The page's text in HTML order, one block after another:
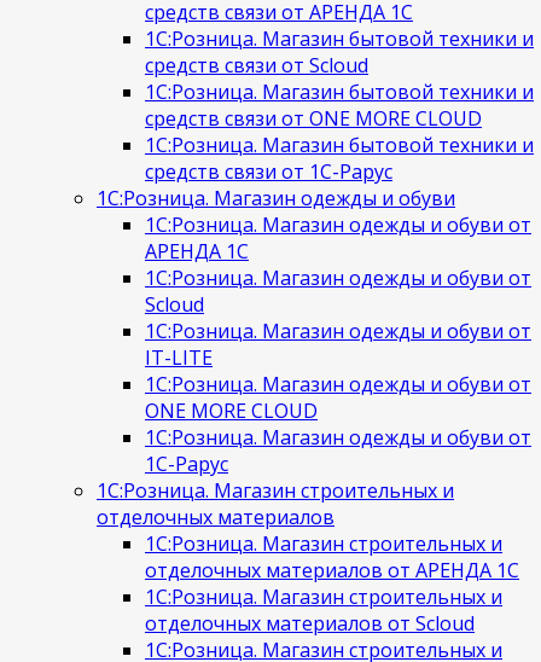
средств связи от АРЕНДА 1С
1С:Розница. Магазин бытовой техники и
средств связи от Scloud
1С:Розница. Магазин бытовой техники и
средств связи от ONE MORE CLOUD
1С:Розница. Магазин бытовой техники и
средств связи от 1С-Рарус
1С:Розница. Магазин одежды и обуви
1С:Розница. Магазин одежды и обуви от
АРЕНДА 1С
1С:Розница. Магазин одежды и обуви от
Scloud
1С:Розница. Магазин одежды и обуви от
IT-LITE
1С:Розница. Магазин одежды и обуви от
ONE MORE CLOUD
1С:Розница. Магазин одежды и обуви от
1С-Рарус
1С:Розница. Магазин строительных и
отделочных материалов
1С:Розница. Магазин строительных и
отделочных материалов от АРЕНДА 1С
1С:Розница. Магазин строительных и
отделочных материалов от Scloud
1С:Розница. Магазин строительных и